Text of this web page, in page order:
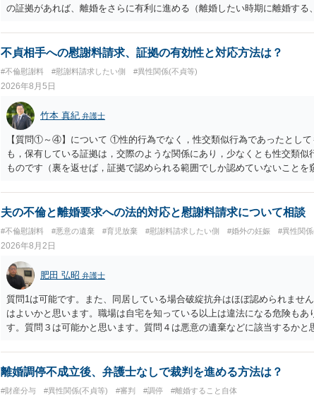
の証拠があれば、離婚をさらに有利に進める（離婚したい時期に離婚する
がありますので、ご注意ください。 以上、ご参考まで。
不貞相手への慰謝料請求、証拠の有効性と対応方法は？
#不倫慰謝料 #慰謝料請求したい側 #異性関係(不貞等)
2026年8月5日
竹本 真紀 弁護士
【質問①～④】について ①性的行為でなく，性交類似行為であったとし
も，保有している証拠は，交際のような関係にあり，少なくとも性交類似
ものです（裏を返せば，証拠で認められる範囲でしか認めていないこと
して，この点を考慮されることになるかもしれません。 ②夫との今後の
を検討するのがよいと思います。今ある証拠以上のことを証明（証明力を
とが前提であり，その価値と夫との関係との均衡のように思います。 ③行
れば，どのような内容の委任なのか不明ですが，その行政書士との協議に
訴訟にするか，その点の見極めや，相手方は性交類似行為は認めているの
かによって，考え方・進め方は変わってくると思います。 ④性交類似行為
払を拒否するのであれば，本人（行政書士でも同じだと思います。）への
に思います。減額で折り合えるなら本人様の交渉でもよいように思います
ば，訴訟に進むしかなくなるようにも思います。そうしますと，お近くの
夫の不倫と離婚要求への法的対応と慰謝料請求について相談
#不倫慰謝料 #悪意の遺棄 #育児放棄 #慰謝料請求したい側 #婚外の妊娠 #異性関
2026年8月2日
肥田 弘昭 弁護士
質問1は可能です。また、同居している場合破綻抗弁はほぼ認められませ
はよいかと思います。職場は自宅を知っている以上は違法になる危険もあ
す。質問３は可能かと思います。質問４は悪意の遺棄などに該当するかと
い、相続権が発生します。合意があれば法的に可能ですが法律で強制する
能です。質問７は不貞行為の写真データ（ハメ撮り）、第三者撮影の腕組
離婚調停不成立後、弁護士なしで裁判を進める方法は？
#財産分与 #異性関係(不貞等) #審判 #調停 #離婚すること自体